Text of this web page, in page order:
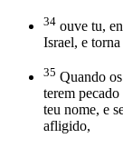
34 ouve tu,
Israel, e
35 Quando
terem
teu nome, e
afligido,